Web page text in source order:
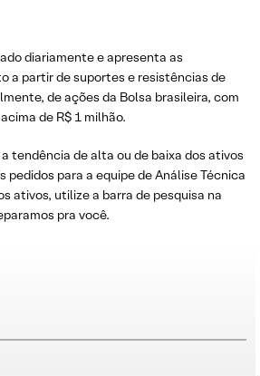
diariamente e apresenta as
a partir de suportes e resistências de
de ações da Bolsa brasileira, com
de R$ 1 milhão.
tendência de alta ou de baixa dos ativos
pedidos para a equipe de Análise Técnica
ativos, utilize a barra de pesquisa na
pra você.